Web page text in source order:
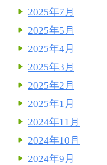
2025年7月
2025年5月
2025年4月
2025年3月
2025年2月
2025年1月
2024年11月
2024年10月
2024年9月